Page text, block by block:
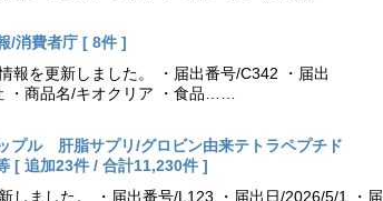
/消費者庁 [ 8件 ]
報を更新しました。 ・届出番号/C342 ・届出
・商品名/キオクリア ・食品……
プル 肝脂サプリ/グロビン由来テトラペプチド
[ 追加23件 / 合計11,230件 ]
しました。 ・届出番号/L123 ・届出日/2026/5/1 ・届